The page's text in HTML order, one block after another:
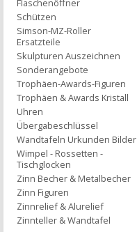
Flaschenöffner
Schützen
Simson-MZ-Roller
Ersatzteile
Skulpturen Auszeichnen
Sonderangebote
Trophäen-Awards-Figuren
Trophäen & Awards Kristall
Uhren
Übergabeschlüssel
Wandtafeln Urkunden Bilder
Wimpel - Rossetten -
Tischglocken
Zinn Becher & Metalbecher
Zinn Figuren
Zinnrelief & Alurelief
Zinnteller & Wandtafel